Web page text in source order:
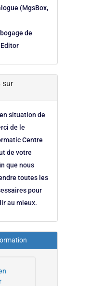
(MgsBox,
de
sur
situation de
de le
Centre
de votre
que nous
toutes les
pour
au mieux.